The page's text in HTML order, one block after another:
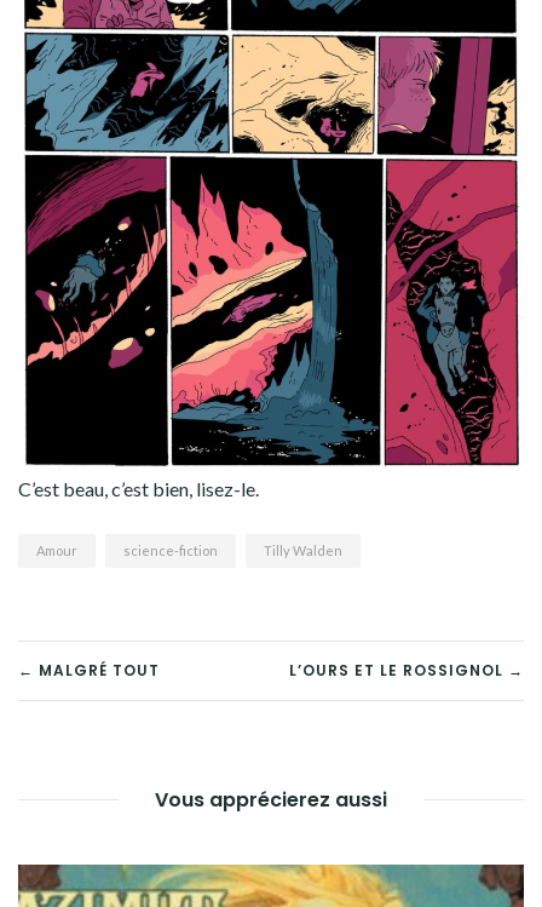
C’est beau, c’est bien, lisez-le.
Amour science-fiction Tilly Walden
NAVIGATION
← MALGRÉ TOUT L’OURS ET LE ROSSIGNOL →
Vous apprécierez aussi